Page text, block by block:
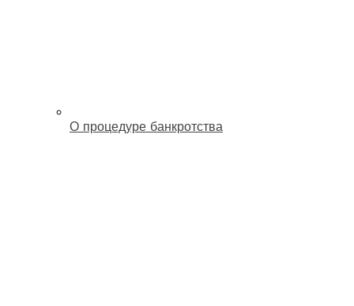
О процедуре банкротства